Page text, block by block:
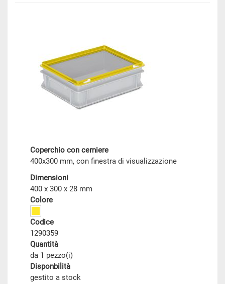
Coperchio con cerniere
400x300 mm, con finestra di visualizzazione
Dimensioni
400 x 300 x 28 mm
Colore
Codice
1290359
Quantità
da 1 pezzo(i)
Disponbilità
gestito a stock